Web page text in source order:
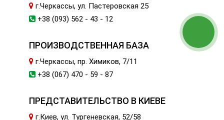
г.Черкассы, ул. Пастеровская 25
+38 (093) 562 - 43 - 12
ПРОИЗВОДСТВЕННАЯ БАЗА
г.Черкассы, пр. Химиков, 7/11
+38 (067) 470 - 59 - 87
ПРЕДСТАВИТЕЛЬСТВО В КИЕВЕ
г.Киев, ул. Тургеневская, 52/58